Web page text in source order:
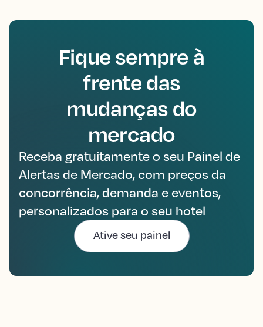
Fique sempre à
frente das
mudanças do
mercado
Receba gratuitamente o seu Painel de
Alertas de Mercado, com preços da
concorrência, demanda e eventos,
personalizados para o seu hotel
Ative seu painel